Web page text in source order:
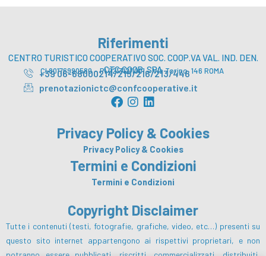
Riferimenti
CENTRO TURISTICO COOPERATIVO SOC. COOP.VA VAL. IND. DEN.
CTC COOP. SPA
CI 80176990580 – PI 02131211001 – Via Torino, 146 ROMA
+39 06-68000214/215/216/213/446
prenotazionictc@confcooperative.it
F
a
e
b
o
o
k
I
t
a
g
r
a
L
k
e
d
i
n
Privacy Policy & Cookies
Privacy Policy & Cookies
Termini e Condizioni
Termini e Condizioni
Copyright Disclaimer
Tutte i contenuti (testi, fotografie, grafiche, video, etc…) presenti su
questo sito internet appartengono ai rispettivi proprietari, e non